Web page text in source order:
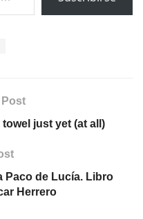
just yet (at all)
Paco de Lucía. Libro
Herrero